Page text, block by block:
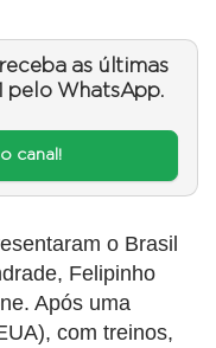
as últimas
pelo WhatsApp.
canal!
o Brasil
Felipinho
Após uma
com treinos,